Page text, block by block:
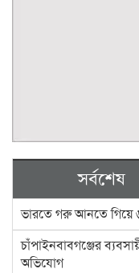
সর্বশেষ
ভারতে গরু আনতে গিয়ে
চাঁপাইনবাবগঞ্জের
অভিযোগ